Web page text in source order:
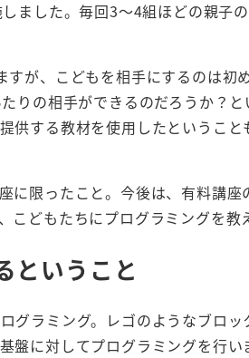
した。毎回3～4組ほどの親子の
が、こどもを相手にするのは初
の相手ができるのだろうか？と
供する教材を使用したというこ
に限ったこと。今後は、有料講
どもたちにプログラミングを教
ということ
グラミング。レゴのようなブロ
盤に対してプログラミングを行